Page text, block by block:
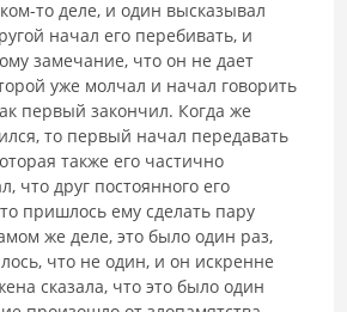
то деле, и один высказывал
начал его перебивать, и
замечание, что он не дает
уже молчал и начал говорить
первый закончил. Когда же
то первый начал передавать
также его частично
что друг постоянного его
пришлось ему сделать пару
же деле, это было один раз,
что не один, и он искренне
сказала, что это было один